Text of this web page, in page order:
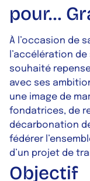
pour…
À l’occasion de
l’accélération
souhaité
avec ses
une image de
fondatrices, de
décarbonation
fédérer
d’un projet de
Objectif